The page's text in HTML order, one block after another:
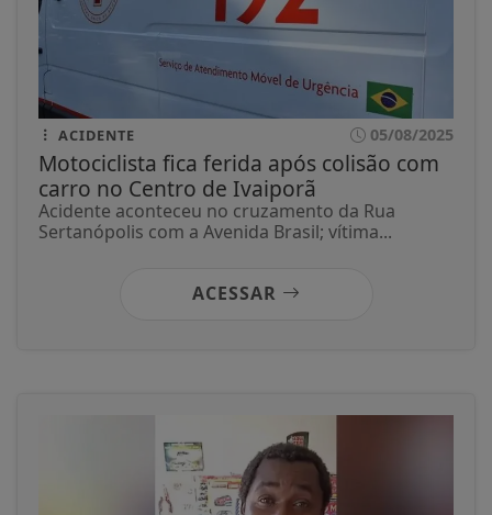
ACIDENTE 05/08/2025
Motociclista fica ferida após colisão com
carro no Centro de Ivaiporã
Acidente aconteceu no cruzamento da Rua
Sertanópolis com a Avenida Brasil; vítima...
ACESSAR